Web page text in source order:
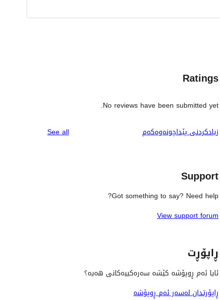
Ratings
No reviews have been submitted yet.
زیادکردنی پێداچونەوەکەم
See all
reviews
Support
Got something to say? Need help?
View support forum
ڕاپۆڕت
ئایا ئەم ڕوپۆشە کێشە سەرەکییەکانی هەیە؟
ڕاپۆرتدان لەسەر ئەم ڕوپۆشە